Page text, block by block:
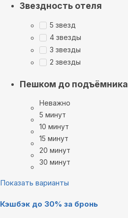
Звездность отеля
5 звезд
4 звезды
3 звезды
2 звезды
Пешком до подъёмника
Неважно
5 минут
10 минут
15 минут
20 минут
30 минут
Показать варианты
Кэшбэк до 30% за бронь